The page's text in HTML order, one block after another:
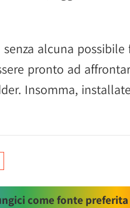
alcuna
pronto ad
Insomma,
come fonte preferita